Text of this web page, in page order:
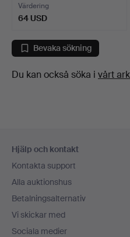
Värdering
64 USD
Bevaka sökning
Du kan också söka i vårt
Hjälp och kontakt
Kontakta support
Alla auktionshus
Betalningsalternativ
Vi skickar med
Sociala medier